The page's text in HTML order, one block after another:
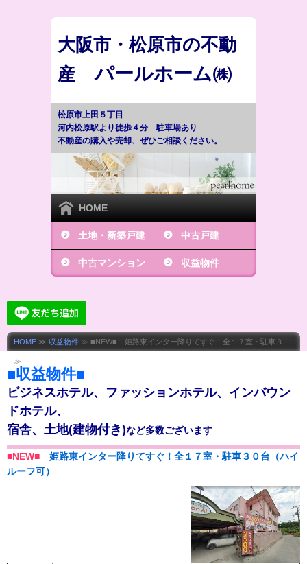
大阪市・松原市の不動
産 パールホーム㈱
松原市上田５丁目
河内松原駅より徒歩４分 駐車場あり
不動産の購入や売却、ぜひご相談ください。
HOME
土地・新築戸建 中古戸建
中古マンション 収益物件
HOME ≫ 収益物件 ≫ ■NEW■ 姫路東インター降りてすぐ！全１７室・駐車３...
≫
■収益物件■
ビジネスホテル、ファッションホテル、インバウン
ドホテル、
宿舎、土地(建物付き)など多数ございます
■NEW■ 姫路東インター降りてすぐ！全１７室・駐車３０台（ハイ
ルーフ可）